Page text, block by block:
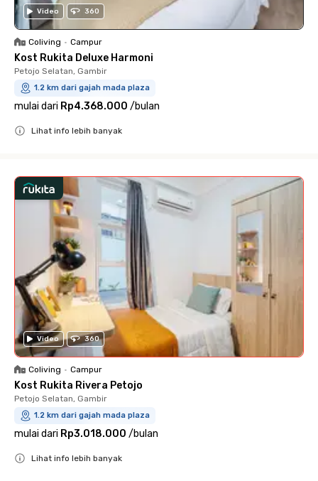
Video 360
Coliving • Campur
Kost Rukita Deluxe Harmoni
Petojo Selatan, Gambir
1.2 km dari gajah mada plaza
mulai dari Rp4.368.000 /bulan
Lihat info lebih banyak
Video 360
Coliving • Campur
Kost Rukita Rivera Petojo
Petojo Selatan, Gambir
1.2 km dari gajah mada plaza
mulai dari Rp3.018.000 /bulan
Lihat info lebih banyak